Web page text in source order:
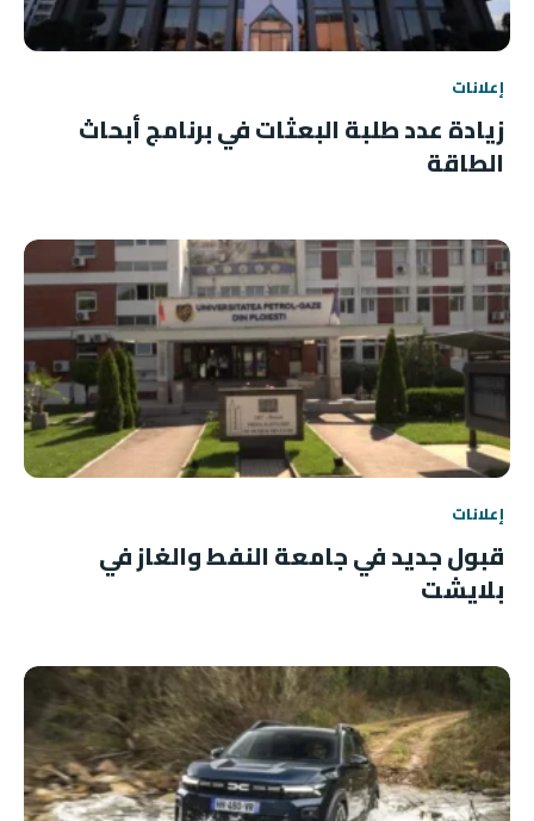
إعلانات
زيادة عدد طلبة البعثات في برنامج أبحاث
الطاقة
إعلانات
قبول جديد في جامعة النفط والغاز في
بلايشت